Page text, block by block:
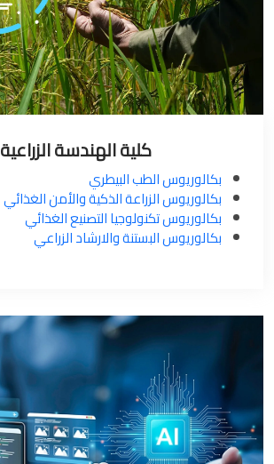
كلية الهندسة الزراعية
بكالوريوس الطب البيطري
بكالوريوس الزراعة الذكية والأمن الغذائي
بكالوريوس تكنولوجيا التصنيع الغذائي
بكالوريوس البستنة والارشاد الزراعي